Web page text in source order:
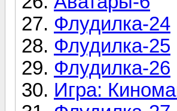
Флудилка-24
Флудилка-25
Флудилка-26
Игра: